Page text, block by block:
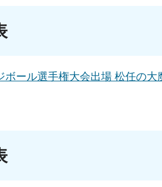
ール選手権大会出場 松任の